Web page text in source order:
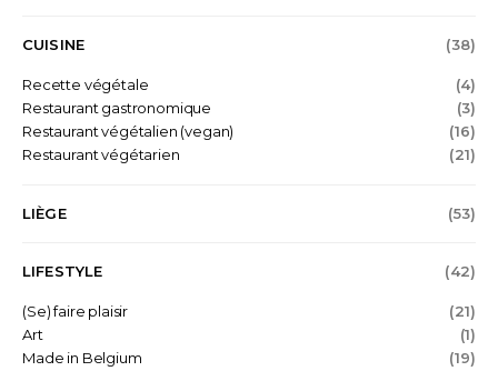
CUISINE (38)
Recette végétale
(4)
Restaurant gastronomique
(3)
Restaurant végétalien (vegan)
(16)
Restaurant végétarien
(21)
LIÈGE (53)
LIFESTYLE (42)
(Se) faire plaisir
(21)
Art
(1)
Made in Belgium
(19)